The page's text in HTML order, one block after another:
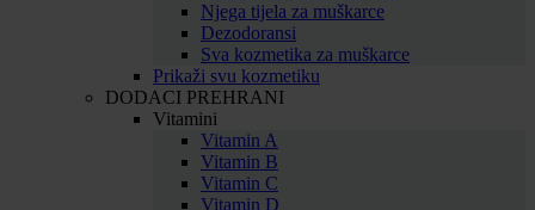
Njega tijela za muškarce
Dezodoransi
Sva kozmetika za muškarce
Prikaži svu kozmetiku
DODACI PREHRANI
Vitamini
Vitamin A
Vitamin B
Vitamin C
Vitamin D